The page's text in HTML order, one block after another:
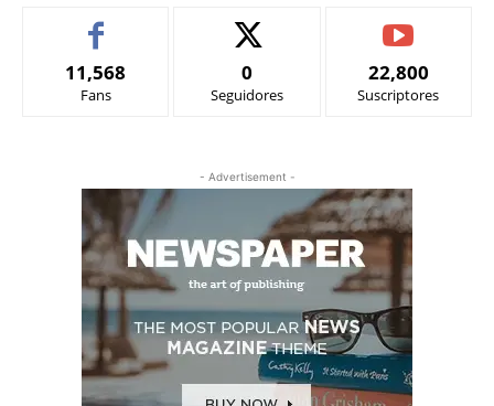
11,568
Fans
0
Seguidores
22,800
Suscriptores
- Advertisement -